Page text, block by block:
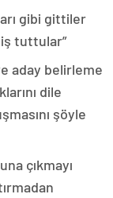
gibi gittiler
tuttular”
aday belirleme
dile
şöyle
çıkmayı